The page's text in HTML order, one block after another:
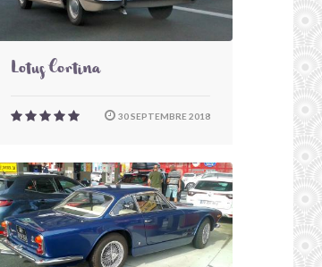
Lotus Cortina
30 SEPTEMBRE 2018